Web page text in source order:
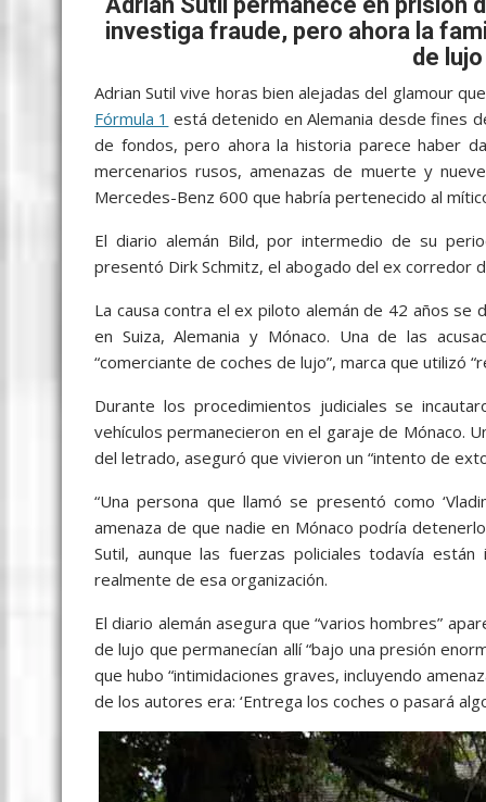
o
o
k
A
p
p
n
g
er
e a
m
investiga fraude, pero ahora la
de
Adrian Sutil vive horas bien alejadas del glamour
Fórmula 1 está detenido en Alemania desde fines
de fondos, pero ahora la historia parece haber
mercenarios rusos, amenazas de muerte y
Mercedes-Benz 600 que habría pertenecido al
El diario alemán Bild, por intermedio de su
presentó Dirk Schmitz, el abogado del ex corredor
La causa contra el ex piloto alemán de 42 años se
en Suiza, Alemania y Mónaco. Una de las
“comerciante de coches de lujo”, marca que utilizó
Durante los procedimientos judiciales se
vehículos permanecieron en el garaje de Mónaco.
del letrado, aseguró que vivieron un “intento de
“Una persona que llamó se presentó como
amenaza de que nadie en Mónaco podría
Sutil, aunque las fuerzas policiales todavía
realmente de esa organización.
El diario alemán asegura que “varios hombres”
de lujo que permanecían allí “bajo una presión
que hubo “intimidaciones graves, incluyendo
de los autores era: ‘Entrega los coches o pasará algo